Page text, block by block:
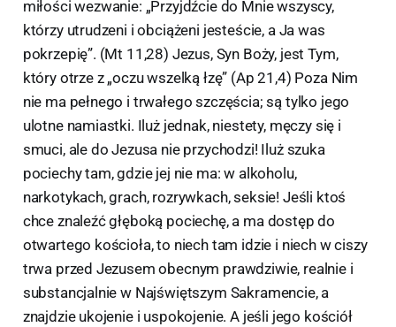
miłości wezwanie: „Przyjdźcie do Mnie wszyscy,
którzy utrudzeni i obciążeni jesteście, a Ja was
pokrzepię”. (Mt 11,28) Jezus, Syn Boży, jest Tym,
który otrze z „oczu wszelką łzę” (Ap 21,4) Poza Nim
nie ma pełnego i trwałego szczęścia; są tylko jego
ulotne namiastki. Iluż jednak, niestety, męczy się i
smuci, ale do Jezusa nie przychodzi! Iluż szuka
pociechy tam, gdzie jej nie ma: w alkoholu,
narkotykach, grach, rozrywkach, seksie! Jeśli ktoś
chce znaleźć głęboką pociechę, a ma dostęp do
otwartego kościoła, to niech tam idzie i niech w ciszy
trwa przed Jezusem obecnym prawdziwie, realnie i
substancjalnie w Najświętszym Sakramencie, a
znajdzie ukojenie i uspokojenie. A jeśli jego kościół